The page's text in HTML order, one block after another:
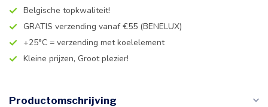
Belgische topkwaliteit!
GRATIS verzending vanaf €55 (BENELUX)
+25°C = verzending met koelelement
Kleine prijzen, Groot plezier!
Productomschrijving